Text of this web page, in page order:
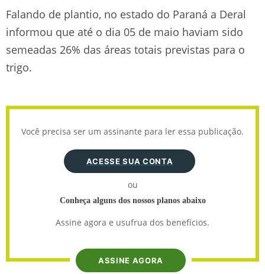
Falando de plantio, no estado do Paraná a Deral
informou que até o dia 05 de maio haviam sido
semeadas 26% das áreas totais previstas para o
trigo.
Você precisa ser um assinante para ler essa publicação.
ACESSE SUA CONTA
ou
Conheça alguns dos nossos planos abaixo
Assine agora e usufrua dos benefícios.
ASSINE AGORA